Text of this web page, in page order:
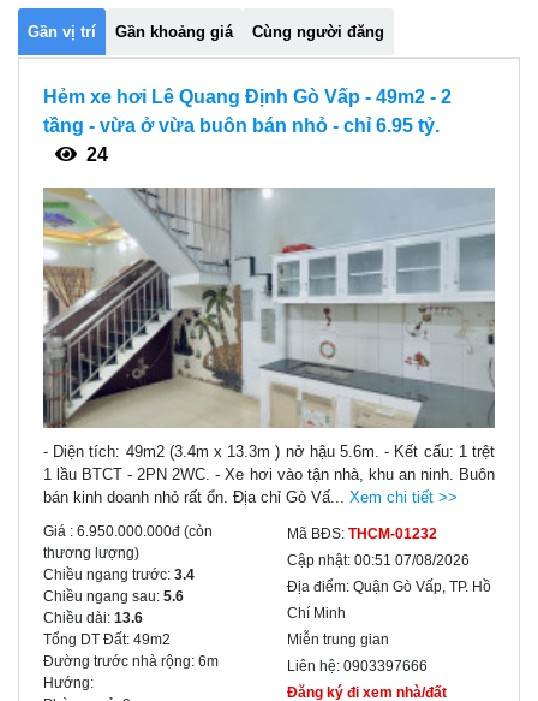
Gần vị trí Gần khoảng giá Cùng người đăng
Hẻm xe hơi Lê Quang Định Gò Vấp - 49m2 - 2
tầng - vừa ở vừa buôn bán nhỏ - chỉ 6.95 tỷ.
24
- Diện tích: 49m2 (3.4m x 13.3m ) nở hậu 5.6m. - Kết cấu: 1 trệt
1 lầu BTCT - 2PN 2WC. - Xe hơi vào tận nhà, khu an ninh. Buôn
bán kinh doanh nhỏ rất ổn. Địa chỉ Gò Vấ... Xem chi tiết >>
Giá : 6.950.000.000đ (còn
thương lượng)
Chiều ngang trước: 3.4
Chiều ngang sau: 5.6
Chiều dài: 13.6
Tổng DT Đất: 49m2
Đường trước nhà rộng: 6m
Hướng:
Mã BĐS: THCM-01232
Cập nhật: 00:51 07/08/2026
Địa điểm: Quận Gò Vấp, TP. Hồ
Chí Minh
Miễn trung gian
Liên hệ: 0903397666
Đăng ký đi xem nhà/đất